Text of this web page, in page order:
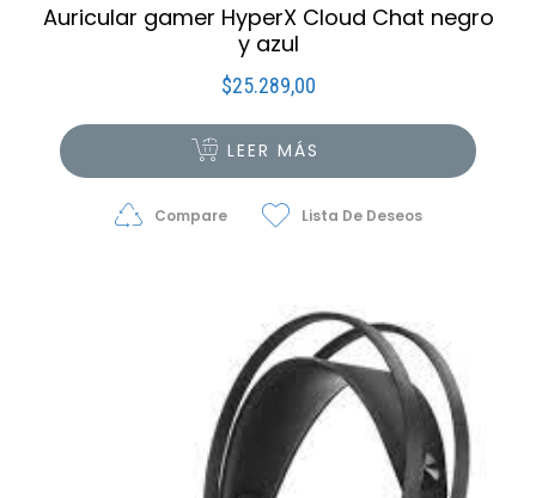
Auricular gamer HyperX Cloud Chat negro
y azul
$25.289,00
LEER MÁS
Compare Lista De Deseos